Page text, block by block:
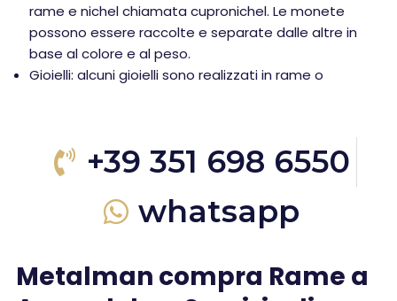
rame e nichel chiamata cupronichel. Le monete
possono essere raccolte e separate dalle altre in
base al colore e al peso.
Gioielli: alcuni gioielli sono realizzati in rame o
+39 351 698 6550
whatsapp
Metalman compra Rame a